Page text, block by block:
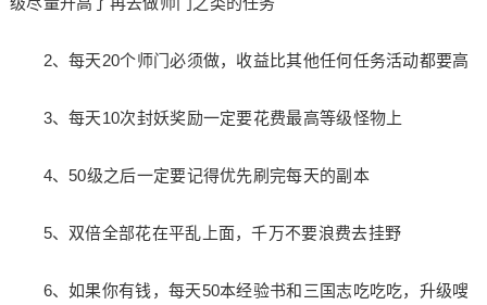
2、每天20个师门必须做，收益比其他任何任务活动都要高
3、每天10次封妖奖励一定要花费最高等级怪物上
4、50级之后一定要记得优先刷完每天的副本
5、双倍全部花在平乱上面，千万不要浪费去挂野
6、如果你有钱，每天50本经验书和三国志吃吃吃，升级嗖